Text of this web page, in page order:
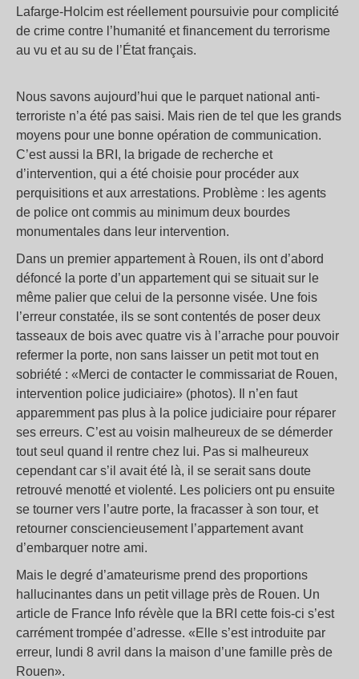
Lafarge-Holcim est réellement poursuivie pour complicité
de crime contre l’humanité et financement du terrorisme
au vu et au su de l’État français.
Nous savons aujourd’hui que le parquet national anti-
terroriste n’a été pas saisi. Mais rien de tel que les grands
moyens pour une bonne opération de communication.
C’est aussi la BRI, la brigade de recherche et
d’intervention, qui a été choisie pour procéder aux
perquisitions et aux arrestations. Problème : les agents
de police ont commis au minimum deux bourdes
monumentales dans leur intervention.
Dans un premier appartement à Rouen, ils ont d’abord
défoncé la porte d’un appartement qui se situait sur le
même palier que celui de la personne visée. Une fois
l’erreur constatée, ils se sont contentés de poser deux
tasseaux de bois avec quatre vis à l’arrache pour pouvoir
refermer la porte, non sans laisser un petit mot tout en
sobriété : «Merci de contacter le commissariat de Rouen,
intervention police judiciaire» (photos). Il n’en faut
apparemment pas plus à la police judiciaire pour réparer
ses erreurs. C’est au voisin malheureux de se démerder
tout seul quand il rentre chez lui. Pas si malheureux
cependant car s’il avait été là, il se serait sans doute
retrouvé menotté et violenté. Les policiers ont pu ensuite
se tourner vers l’autre porte, la fracasser à son tour, et
retourner consciencieusement l’appartement avant
d’embarquer notre ami.
Mais le degré d’amateurisme prend des proportions
hallucinantes dans un petit village près de Rouen. Un
article de France Info révèle que la BRI cette fois-ci s’est
carrément trompée d’adresse. «Elle s’est introduite par
erreur, lundi 8 avril dans la maison d’une famille près de
Rouen».